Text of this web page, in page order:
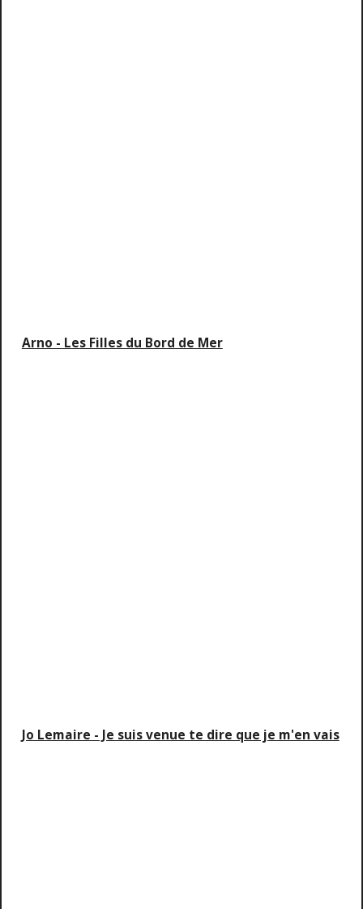
Arno - Les Filles du Bord de Mer
Jo Lemaire - Je suis venue te dire que je m'en vais